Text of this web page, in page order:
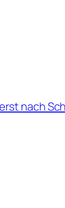
nach